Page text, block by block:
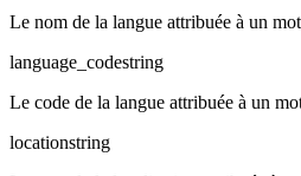
Le nom de la langue attribuée à un
language_codestring
Le code de la langue attribuée à un
locationstring